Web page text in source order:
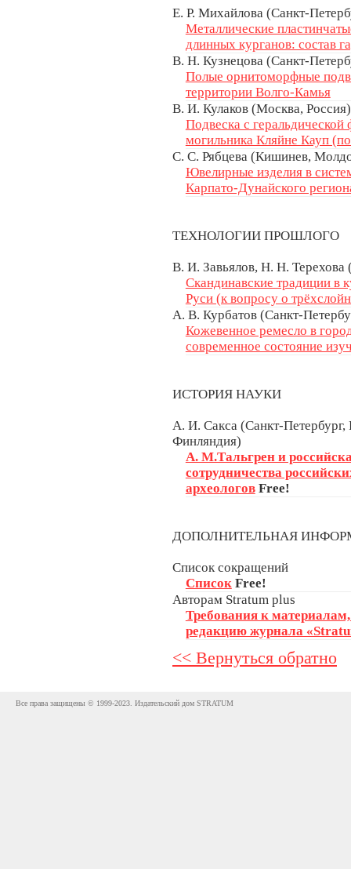
Е. Р. Михайлова (Санкт-
Металлические
длинных курганов: состав
В. Н. Кузнецова (Санкт-
Полые орнитоморфные
территории Волго-Камья
В. И. Кулаков (Москва, Россия)
Подвеска с
могильника Кляйне Кауп
С. С. Рябцева (Кишинев,
Ювелирные изделия в
Карпато-Дунайского
ТЕХНОЛОГИИ ПРОШЛОГО
В. И. Завьялов, Н. Н. Терехова
Скандинавские традиции в
Руси (к вопросу о
А. В. Курбатов (Санкт-
Кожевенное ремесло в
современное состояние
ИСТОРИЯ НАУКИ
А. И. Сакса (Санкт-
Финляндия)
А. М.Тальгрен и
сотрудничества
археологов Free!
ДОПОЛНИТЕЛЬНАЯ
Список сокращений
Список Free!
Авторам Stratum plus
Требования к
редакцию журнала
<< Вернуться обратно
Все права защищены © 1999-2023. Издательский дом STRATUM